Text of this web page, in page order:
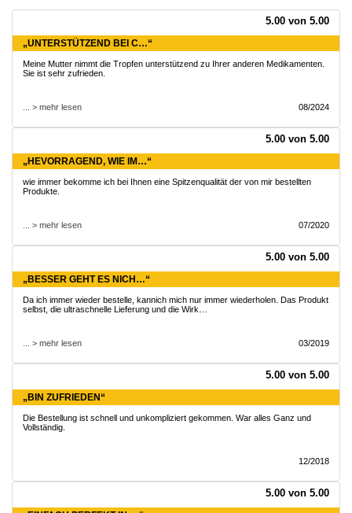
5.00 von 5.00
„UNTERSTÜTZEND BEI C…“
Meine Mutter nimmt die Tropfen unterstützend zu Ihrer anderen Medikamenten.
Sie ist sehr zufrieden.
... > mehr lesen 08/2024
5.00 von 5.00
„HEVORRAGEND, WIE IM…“
wie immer bekomme ich bei Ihnen eine Spitzenqualität der von mir bestellten
Produkte.
... > mehr lesen 07/2020
5.00 von 5.00
„BESSER GEHT ES NICH…“
Da ich immer wieder bestelle, kannich mich nur immer wiederholen. Das Produkt
selbst, die ultraschnelle Lieferung und die Wirk…
... > mehr lesen 03/2019
5.00 von 5.00
„BIN ZUFRIEDEN“
Die Bestellung ist schnell und unkompliziert gekommen. War alles Ganz und
Vollständig.
12/2018
5.00 von 5.00